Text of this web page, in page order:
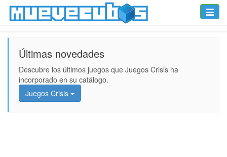
Toggle
Últimas novedades
Descubre los últimos juegos que Juegos Crisis ha
incorporado en su catálogo.
Juegos Crisis